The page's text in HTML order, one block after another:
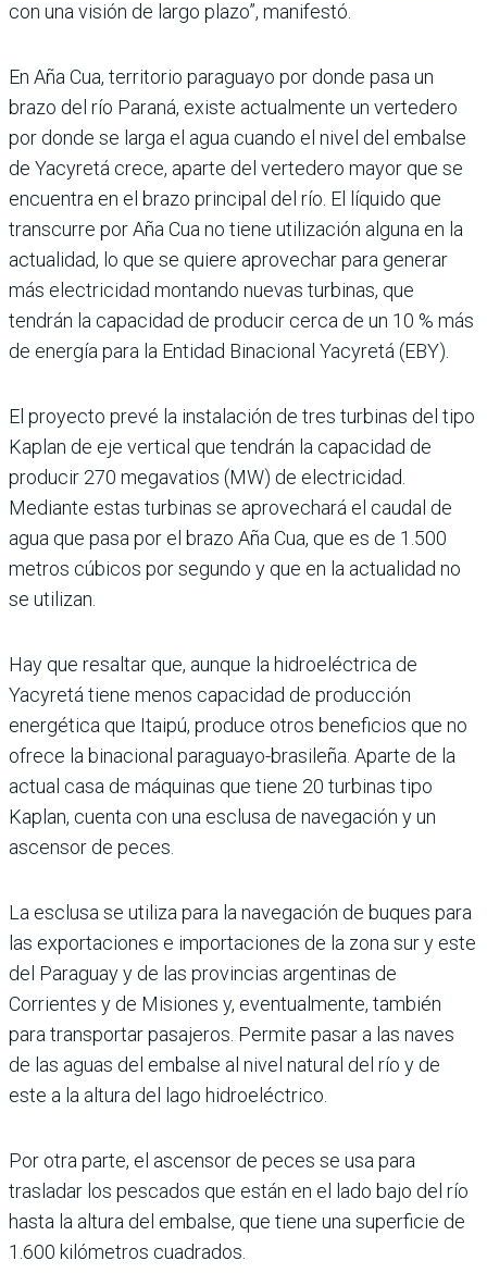
con una visión de largo plazo”, manifestó.
En Aña Cua, territorio paraguayo por donde pasa un
brazo del río Paraná, existe actualmente un vertedero
por donde se larga el agua cuando el nivel del embalse
de Yacyretá crece, aparte del vertedero mayor que se
encuentra en el brazo principal del río. El líquido que
transcurre por Aña Cua no tiene utilización alguna en la
actualidad, lo que se quiere aprovechar para generar
más electricidad montando nuevas turbi­nas, que
tendrán la capacidad de produ­cir cerca de un 10 % más
de energía para la Entidad Binacional Yacyretá (EBY).
El proyecto prevé la instalación de tres turbinas del tipo
Kaplan de eje verti­cal que tendrán la capacidad de
produ­cir 270 megavatios (MW) de electricidad.
Mediante estas turbinas se aprovechará el caudal de
agua que pasa por el brazo Aña Cua, que es de 1.500
metros cúbicos por segundo y que en la actualidad no
se utili­zan.
Hay que resaltar que, aunque la hidroeléc­trica de
Yacyretá tiene menos capacidad de producción
energética que Itaipú, pro­duce otros beneficios que no
ofrece la bina­cional paraguayo-brasileña. Aparte de la
actual casa de máquinas que tiene 20 tur­binas tipo
Kaplan, cuenta con una esclusa de navegación y un
ascensor de peces.
La esclusa se utiliza para la navegación de buques para
las exportaciones e importa­ciones de la zona sur y este
del Paraguay y de las provincias argentinas de
Corrientes y de Misiones y, eventualmente, también
para transportar pasajeros. Permite pasar a las naves
de las aguas del embalse al nivel natural del río y de
este a la altura del lago hidroeléctrico.
Por otra parte, el ascensor de peces se usa para
trasladar los pescados que están en el lado bajo del río
hasta la altura del embalse, que tiene una superficie de
1.600 kilómetros cuadrados.